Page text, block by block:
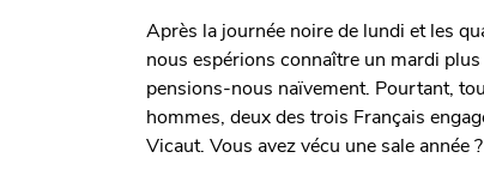
Après la journée noire de lundi et les
nous espérions connaître un mardi
pensions-nous naïvement. Pourtant,
hommes, deux des trois Français
Vicaut. Vous avez vécu une sale année